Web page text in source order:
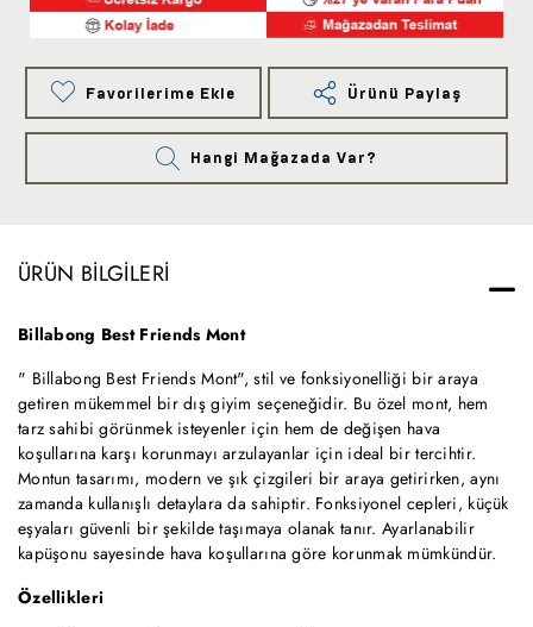
Favorilerime Ekle Ürünü Paylaş
Hangi Mağazada Var?
ÜRÜN BILGILERI
Billabong Best Friends Mont
" Billabong Best Friends Mont", stil ve fonksiyonelliği bir araya
getiren mükemmel bir dış giyim seçeneğidir. Bu özel mont, hem
tarz sahibi görünmek isteyenler için hem de değişen hava
koşullarına karşı korunmayı arzulayanlar için ideal bir tercihtir.
Montun tasarımı, modern ve şık çizgileri bir araya getirirken, aynı
zamanda kullanışlı detaylara da sahiptir. Fonksiyonel cepleri, küçük
eşyaları güvenli bir şekilde taşımaya olanak tanır. Ayarlanabilir
kapüşonu sayesinde hava koşullarına göre korunmak mümkündür.
Özellikleri